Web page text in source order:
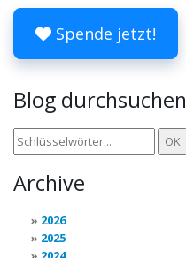
Spende jetzt!
Blog durchsuchen
Archive
2026
2025